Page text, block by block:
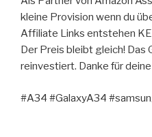
kleine Provision wenn du
Affiliate Links entstehen
Der Preis bleibt gleich! Das
reinvestiert. Danke für
#A34 #GalaxyA34